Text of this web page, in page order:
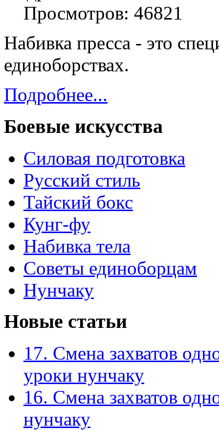
Просмотров: 46821
Набивка пресса - это
единоборствах.
Подробнее...
Боевые искусства
Силовая подготовка
Русский стиль
Тайский бокс
Кунг-фу
Набивка тела
Советы единоборцам
Нунчаку
Новые статьи
17. Смена захватов
уроки нунчаку
16. Смена захватов
нунчаку